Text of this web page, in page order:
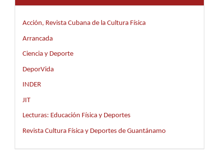
Acción, Revista Cubana de la Cultura Física
Arrancada
Ciencia y Deporte
DeporVida
INDER
JIT
Lecturas: Educación Física y Deportes
Revista Cultura Física y Deportes de Guantánamo